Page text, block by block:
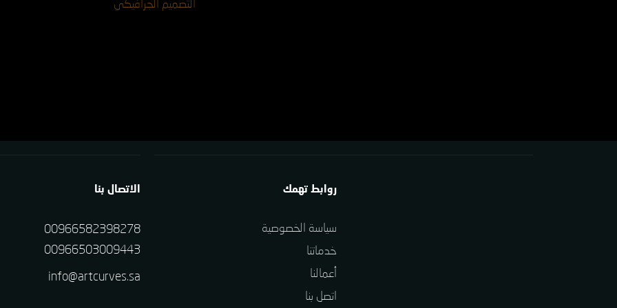
التصميم الجرافيكي
روابط تهمك
سياسة الخصوصية
خدماتنا
أعمالنا
اتصل بنا
الاتصال بنا
00966582398278
00966503009443
info@artcurves.sa